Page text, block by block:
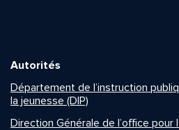
Autorités
Département de l’instruction
la jeunesse (DIP)
Direction Générale de l’office pour